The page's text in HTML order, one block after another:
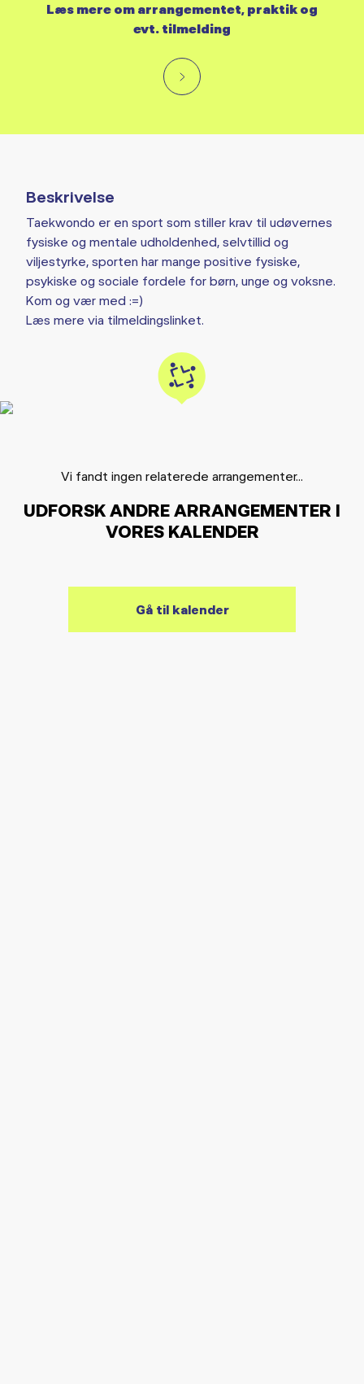
Beskrivelse
Taekwondo er en sport som stiller krav til udøvernes
fysiske og mentale udholdenhed, selvtillid og
viljestyrke, sporten har mange positive fysiske,
psykiske og sociale fordele for børn, unge og voksne.
Kom og vær med :=)
Læs mere via tilmeldingslinket.
Læs mere om arrangementet, praktik og
evt. tilmelding
Vi fandt ingen relaterede arrangementer...
UDFORSK ANDRE ARRANGEMENTER I
VORES KALENDER
Gå til kalender